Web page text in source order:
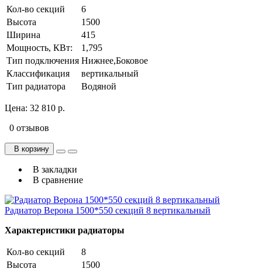
Кол-во секций
6
Высота
1500
Ширина
415
Мощность, КВт:
1,795
Тип подключения Нижнее,Боковое
Классификация
вертикальный
Тип радиатора
Водяной
Цена: 32 810 р.
0 отзывов
В корзину
В закладки
В сравнение
Радиатор Верона 1500*550 секций 8 вертикальный
Характеристики радиаторы
Кол-во секций
8
Высота
1500